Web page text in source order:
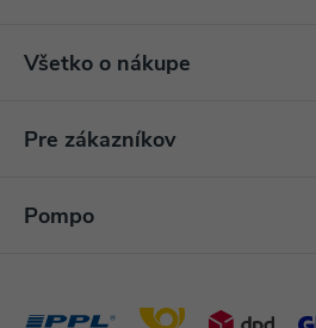
Všetko o nákupe
Pre zákazníkov
Pompo